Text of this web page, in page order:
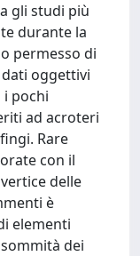
gli studi più
durante la
permesso di
oggettivi
pochi
ad acroteri
Rare
con il
delle
è
elementi
dei